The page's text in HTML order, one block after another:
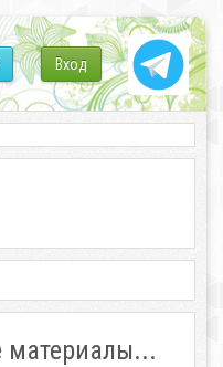
Вход
материалы...